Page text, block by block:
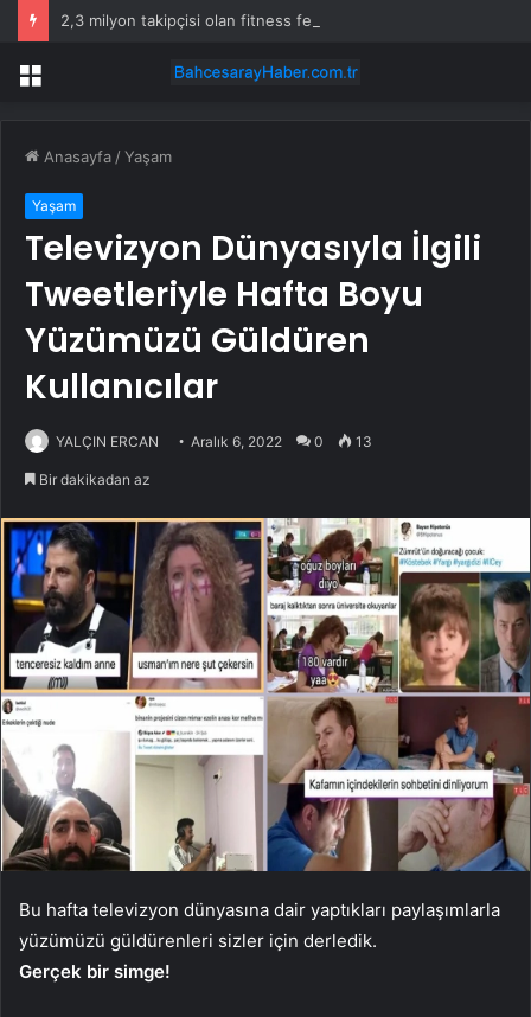
Menü
Anasayfa /Yaşam
Yaşam
Televizyon Dünyasıyla İlgili
Tweetleriyle Hafta Boyu
Yüzümüzü Güldüren
Kullanıcılar
YALÇIN ERCAN Aralık 6, 2022 0 13
Bir dakikadan az
Bu hafta televizyon dünyasına dair yaptıkları paylaşımlarla
yüzümüzü güldürenleri sizler için derledik.
Gerçek bir simge!